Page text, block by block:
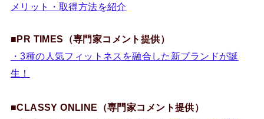
メリット・取得方法を紹介
■PR TIMES（専門家コメント提供）
・3種の人気フィットネスを融合した新ブランドが誕
生！
■CLASSY ONLINE（専門家コメント提供）